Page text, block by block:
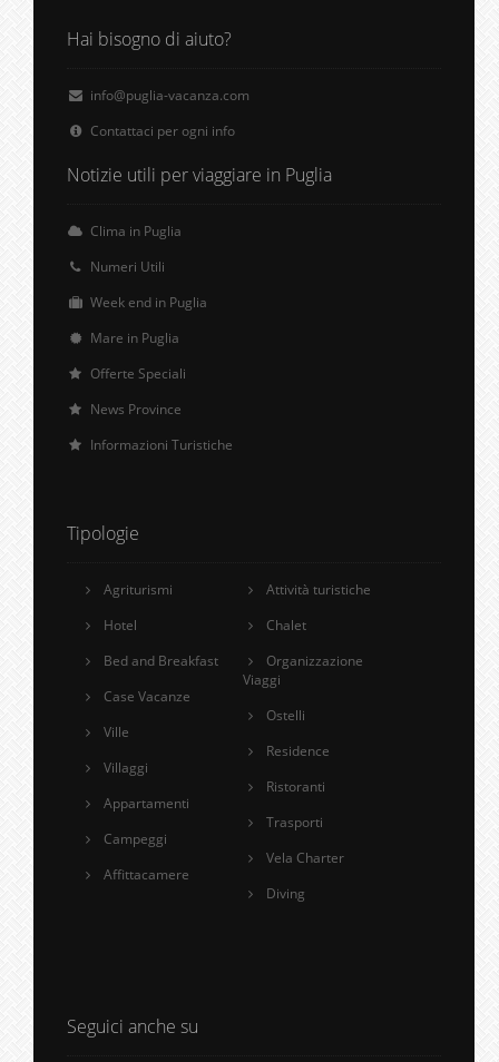
Hai bisogno di aiuto?
info@puglia-vacanza.com
Contattaci per ogni info
Notizie utili per viaggiare in Puglia
Clima in Puglia
Numeri Utili
Week end in Puglia
Mare in Puglia
Offerte Speciali
News Province
Informazioni Turistiche
Tipologie
Agriturismi
Hotel
Bed and Breakfast
Case Vacanze
Ville
Villaggi
Appartamenti
Campeggi
Affittacamere
Attività turistiche
Chalet
Organizzazione
Viaggi
Ostelli
Residence
Ristoranti
Trasporti
Vela Charter
Diving
Seguici anche su